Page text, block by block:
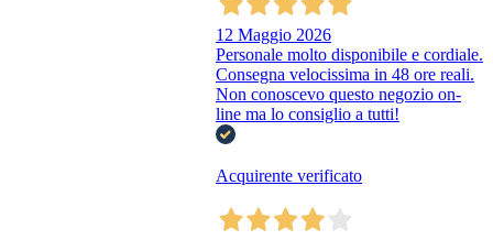
12 Maggio 2026
Personale molto disponibile e cordiale.
Consegna velocissima in 48 ore reali.
Non conoscevo questo negozio on-
line ma lo consiglio a tutti!
Acquirente verificato